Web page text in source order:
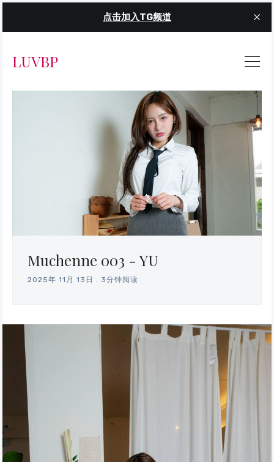
点击加入TG频道
LUVBP
Muchenne 003 - YU
2025年 11月 13日 3分钟阅读